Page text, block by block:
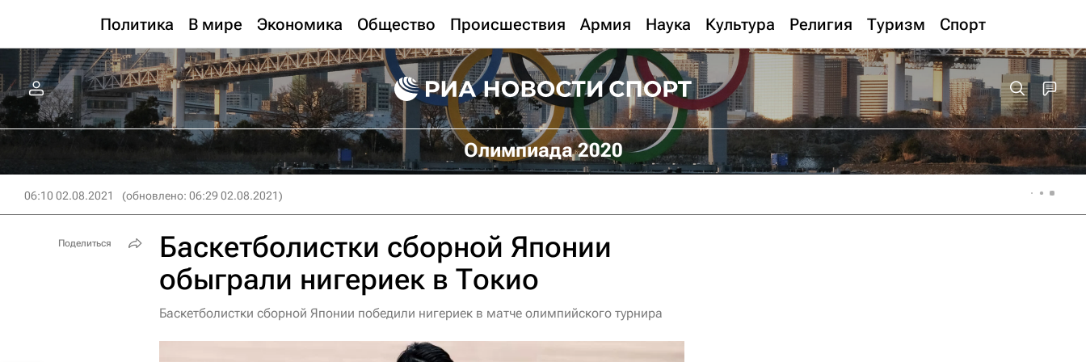
Политика В мире Экономика Общество Происшествия Армия Наука Культура Религия Туризм Спорт
Олимпиада 2020
06:10 02.08.2021 (обновлено: 06:29 02.08.2021)
Баскетболистки сборной Японии
обыграли нигериек в Токио
Баскетболистки сборной Японии победили нигериек в матче олимпийского турнира
Поделиться